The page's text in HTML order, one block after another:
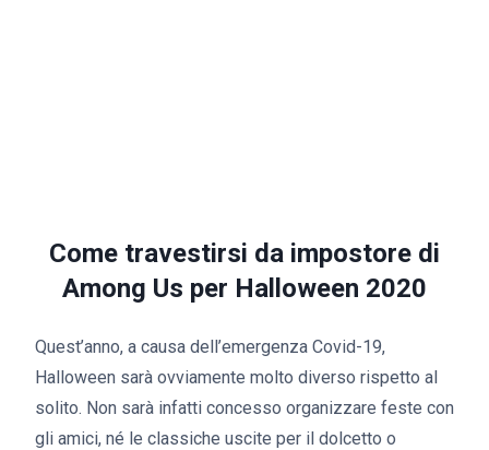
Come travestirsi da impostore di
Among Us per Halloween 2020
Quest’anno, a causa dell’emergenza Covid-19,
Halloween sarà ovviamente molto diverso rispetto al
solito. Non sarà infatti concesso organizzare feste con
gli amici, né le classiche uscite per il dolcetto o